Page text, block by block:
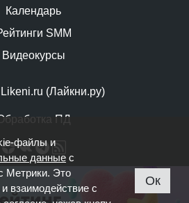
(Лайкни.ру)
ПД
Календарь
SMM
Видеокурсы
файлы и
данные с
Метрики. Это
взаимодействие с
Ок